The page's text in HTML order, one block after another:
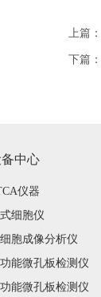
上篇：
下篇：
中心
仪器
细胞仪
胞成像分析仪
能微孔板检测仪
能微孔板检测仪